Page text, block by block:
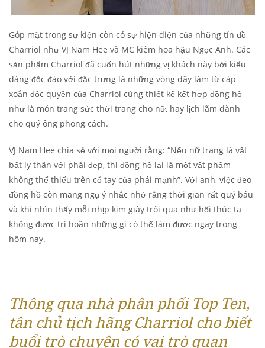
Góp mặt trong sự kiện còn có sự hiện diện của những tín đồ
Charriol như VJ Nam Hee và MC kiêm hoa hậu Ngọc Anh. Các
sản phẩm Charriol đã cuốn hút những vị khách này bởi kiểu
dáng độc đáo với đặc trưng là những vòng dây làm từ cáp
xoắn độc quyền của Charriol cùng thiết kế kết hợp đồng hồ
như là món trang sức thời trang cho nữ, hay lịch lãm dành
cho quý ông phong cách.
VJ Nam Hee chia sẻ với mọi người rằng: “Nếu nữ trang là vật
bất ly thân với phái đẹp, thì đồng hồ lại là một vật phẩm
không thể thiếu trên cổ tay của phái mạnh”. Với anh, việc đeo
đồng hồ còn mang ngụ ý nhắc nhở rằng thời gian rất quý báu
và khi nhìn thấy mỗi nhịp kim giây trôi qua như hối thúc ta
không được trì hoãn những gì có thể làm được ngay trong
hôm nay.
Thông qua nhà phân phối Top Ten,
tân chủ tịch hãng Charriol cho biết
buổi trò chuyện có vai trò quan